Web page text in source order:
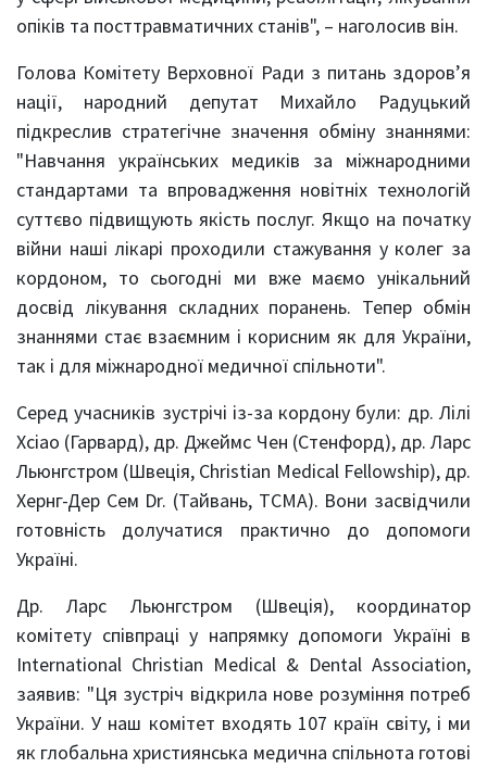
опіків та посттравматичних станів", – наголосив він.
Голова Комітету Верховної Ради з питань здоров’я
нації, народний депутат Михайло Радуцький
підкреслив стратегічне значення обміну знаннями:
"Навчання українських медиків за міжнародними
стандартами та впровадження новітніх технологій
суттєво підвищують якість послуг. Якщо на початку
війни наші лікарі проходили стажування у колег за
кордоном, то сьогодні ми вже маємо унікальний
досвід лікування складних поранень. Тепер обмін
знаннями стає взаємним і корисним як для України,
так і для міжнародної медичної спільноти".
Серед учасників зустрічі із-за кордону були: др. Лілі
Хсіао (Гарвард), др. Джеймс Чен (Стенфорд), др. Ларс
Льюнгстром (Швеція, Christian Medical Fellowship), др.
Хернг-Дер Сем Dr. (Тайвань, TCMA). Вони засвідчили
готовність долучатися практично до допомоги
Україні.
Др. Ларс Льюнгстром (Швеція), координатор
комітету співпраці у напрямку допомоги Україні в
International Christian Medical & Dental Association,
заявив: "Ця зустріч відкрила нове розуміння потреб
України. У наш комітет входять 107 країн світу, і ми
як глобальна християнська медична спільнота готові